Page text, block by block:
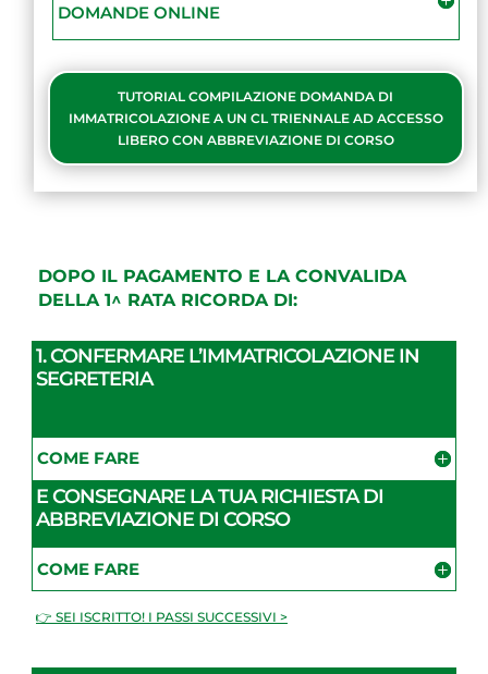
DOMANDE ONLINE
TUTORIAL COMPILAZIONE DOMANDA DI
IMMATRICOLAZIONE A UN CL TRIENNALE AD ACCESSO
LIBERO CON ABBREVIAZIONE DI CORSO
DOPO IL PAGAMENTO E LA CONVALIDA
DELLA 1^ RATA RICORDA DI:
1. CONFERMARE L’IMMATRICOLAZIONE IN
SEGRETERIA
COME FARE
E CONSEGNARE LA TUA RICHIESTA DI
ABBREVIAZIONE DI CORSO
COME FARE
👉 SEI ISCRITTO! I PASSI SUCCESSIVI >